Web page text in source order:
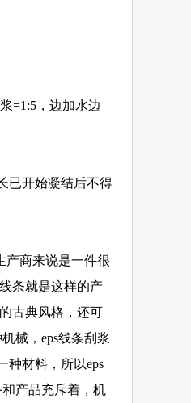
=1:5，边加水边
已开始凝结后不得
产商来说是一件很
条就是这样的产
古典风格，还可
械，eps线条刮浆
种材料，所以eps
产品充斥着，机